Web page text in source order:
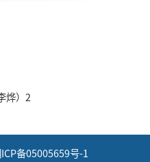
烨）2
备05005659号-1